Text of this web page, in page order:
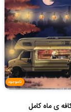
ناموجود
ی ماه کامل